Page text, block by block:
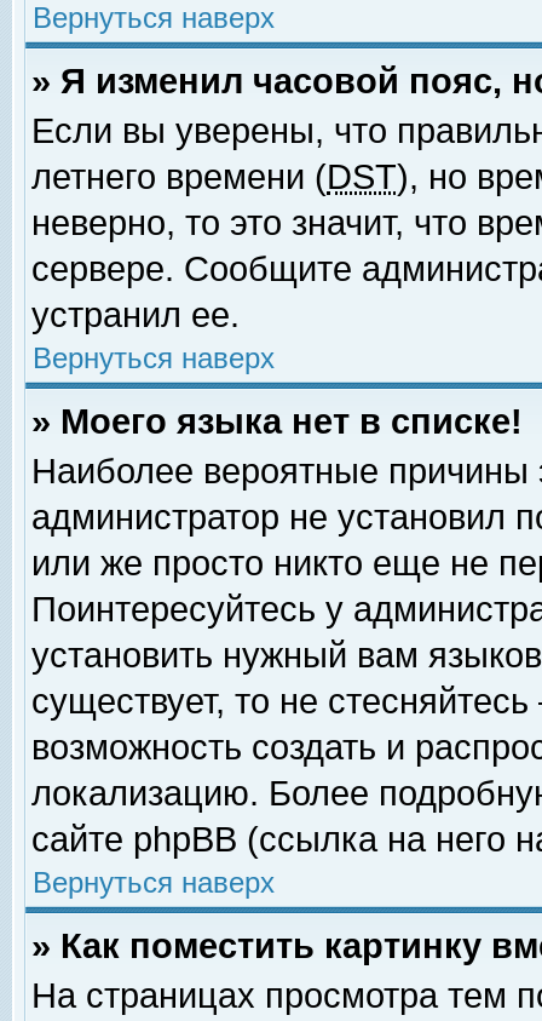
Вернуться наверх
» Я изменил часовой пояс,
Если вы уверены, что
летнего времени (DST), но
неверно, то это значит, что
сервере. Сообщите
устранил ее.
Вернуться наверх
» Моего языка нет в списке!
Наиболее вероятные причины
администратор не установил
или же просто никто еще не
Поинтересуйтесь у
установить нужный вам
существует, то не
возможность создать и
локализацию. Более
сайте phpBB (ссылка на него
Вернуться наверх
» Как поместить картинку
На страницах просмотра тем